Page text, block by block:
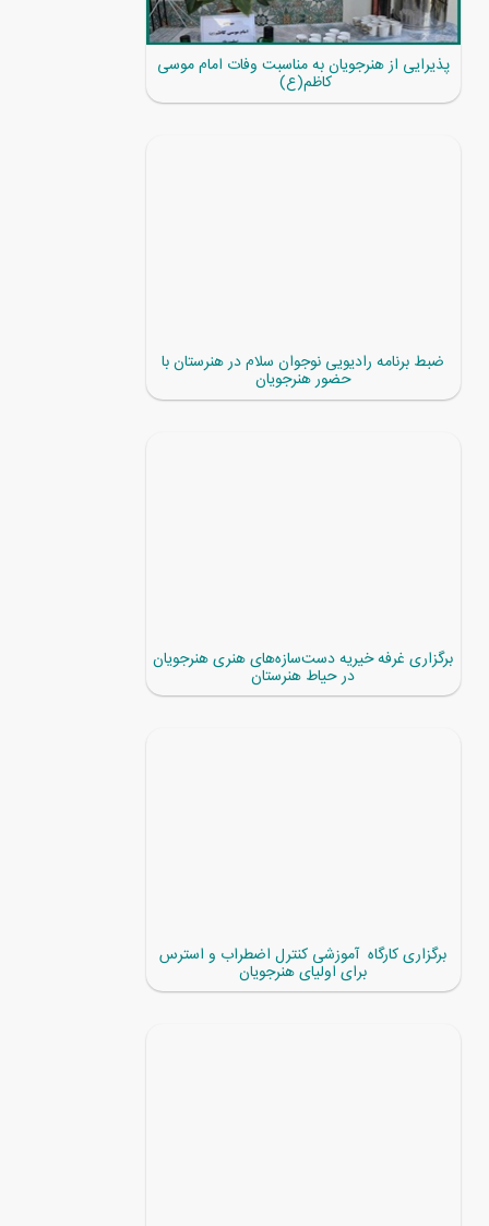
پذیرایی از هنرجویان به مناسبت وفات امام موسی
کاظم(ع)
ضبط برنامه رادیویی نوجوان سلام در هنرستان با
حضور هنرجویان
برگزاری غرفه خیریه دست‌سازه‌های هنری هنرجویان
در حیاط هنرستان
برگزاری کارگاه آموزشی کنترل اضطراب و استرس
برای اولیای هنرجویان